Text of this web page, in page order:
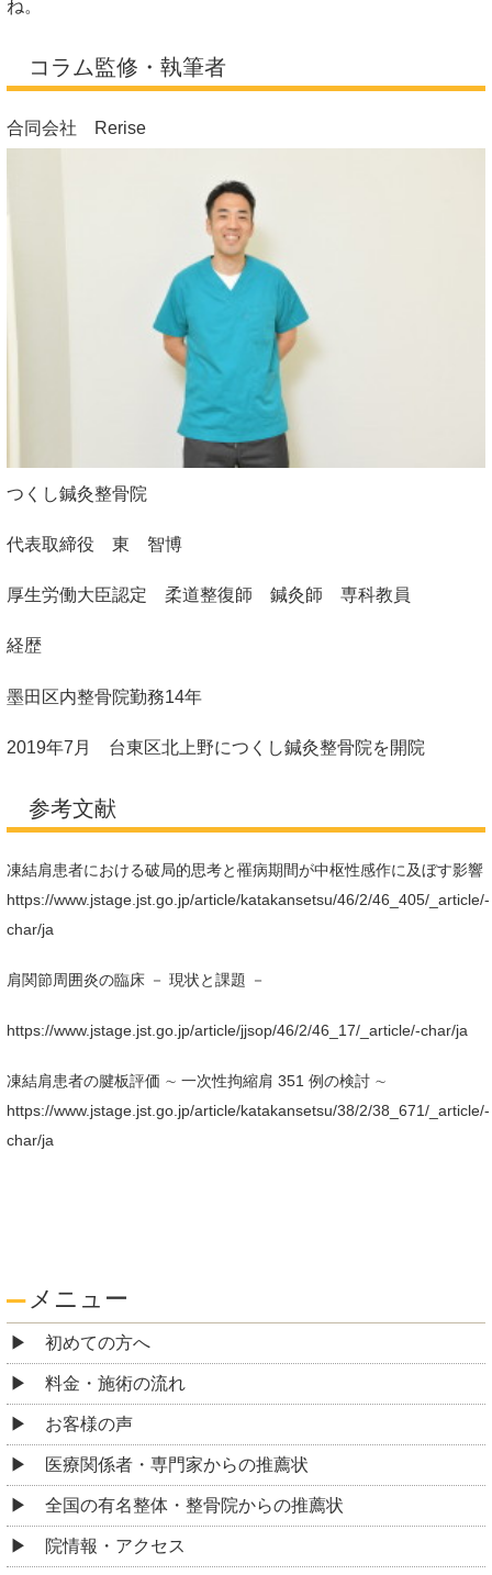
ね。
コラム監修・執筆者
合同会社 Rerise
つくし鍼灸整骨院
代表取締役 東 智博
厚生労働大臣認定 柔道整復師 鍼灸師 専科教員
経歴
墨田区内整骨院勤務14年
2019年7月 台東区北上野につくし鍼灸整骨院を開院
参考文献
凍結肩患者における破局的思考と罹病期間が中枢性感作に及ぼす影響
https://www.jstage.jst.go.jp/article/katakansetsu/46/2/46_405/_article/-
char/ja
肩関節周囲炎の臨床 － 現状と課題 －
https://www.jstage.jst.go.jp/article/jjsop/46/2/46_17/_article/-char/ja
凍結肩患者の腱板評価 ∼ 一次性拘縮肩 351 例の検討 ∼
https://www.jstage.jst.go.jp/article/katakansetsu/38/2/38_671/_article/-
char/ja
メニュー
初めての方へ
料金・施術の流れ
お客様の声
医療関係者・専門家からの推薦状
全国の有名整体・整骨院からの推薦状
院情報・アクセス